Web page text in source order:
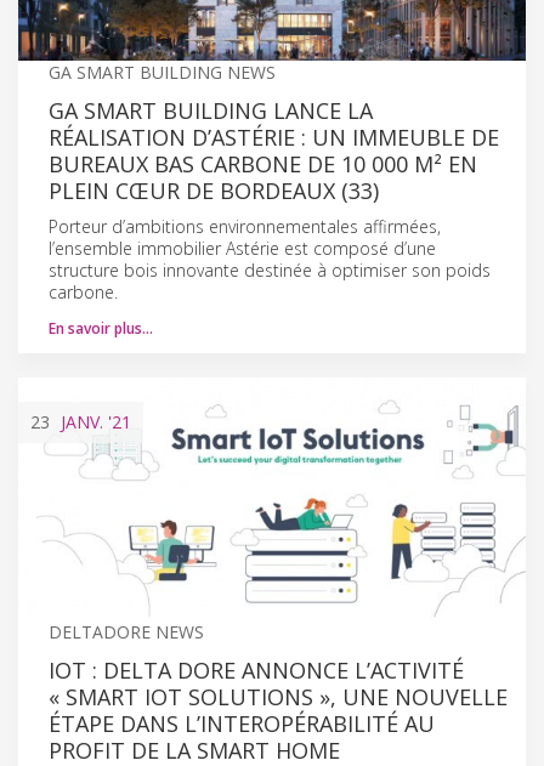
GA SMART BUILDING NEWS
GA SMART BUILDING LANCE LA
RÉALISATION D’ASTÉRIE : UN IMMEUBLE DE
BUREAUX BAS CARBONE DE 10 000 M² EN
PLEIN CŒUR DE BORDEAUX (33)
Porteur d’ambitions environnementales affirmées,
l’ensemble immobilier Astérie est composé d’une
structure bois innovante destinée à optimiser son poids
carbone.
En savoir plus…
23 JANV. '21
DELTADORE NEWS
IOT : DELTA DORE ANNONCE L’ACTIVITÉ
« SMART IOT SOLUTIONS », UNE NOUVELLE
ÉTAPE DANS L’INTEROPÉRABILITÉ AU
PROFIT DE LA SMART HOME